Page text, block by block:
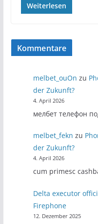
Weiterlesen
Kommentare
melbet_ouOn zu
der Zukunft?
4. April 2026
мелбет телефон
melbet_fekn zu
der Zukunft?
4. April 2026
cum primesc
Delta executor
Firephone
12. Dezember 2025